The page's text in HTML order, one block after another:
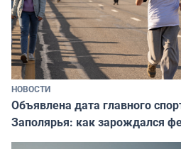
НОВОСТИ
Объявлена дата главного
Заполярья: как зарождался